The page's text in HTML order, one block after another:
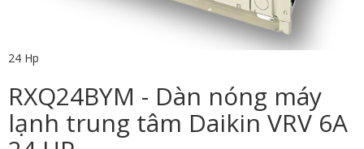
24 Hp
RXQ24BYM - Dàn nóng máy
lạnh trung tâm Daikin VRV 6A